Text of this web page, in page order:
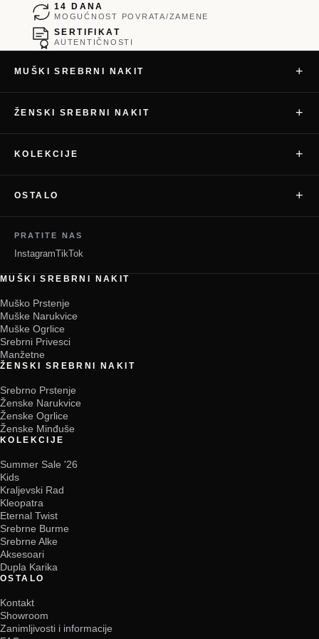
14 DANA
MOGUĆNOST POVRATA/ZAMENE
SERTIFIKAT
AUTENTIČNOSTI
MUŠKI SREBRNI NAKIT +
ŽENSKI SREBRNI NAKIT +
KOLEKCIJE +
OSTALO +
PRATITE NAS
InstagramTikTok
MUŠKI SREBRNI NAKIT
Muško Prstenje
Muške Narukvice
Muške Ogrlice
Srebrni Privesci
Manžetne
ŽENSKI SREBRNI NAKIT
Srebrno Prstenje
Ženske Narukvice
Ženske Ogrlice
Ženske Minđuše
KOLEKCIJE
Summer Sale '26
Kids
Kraljevski Rad
Kleopatra
Eternal Twist
Srebrne Burme
Srebrne Alke
Aksesoari
Dupla Karika
OSTALO
Kontakt
Showroom
Zanimljivosti i informacije